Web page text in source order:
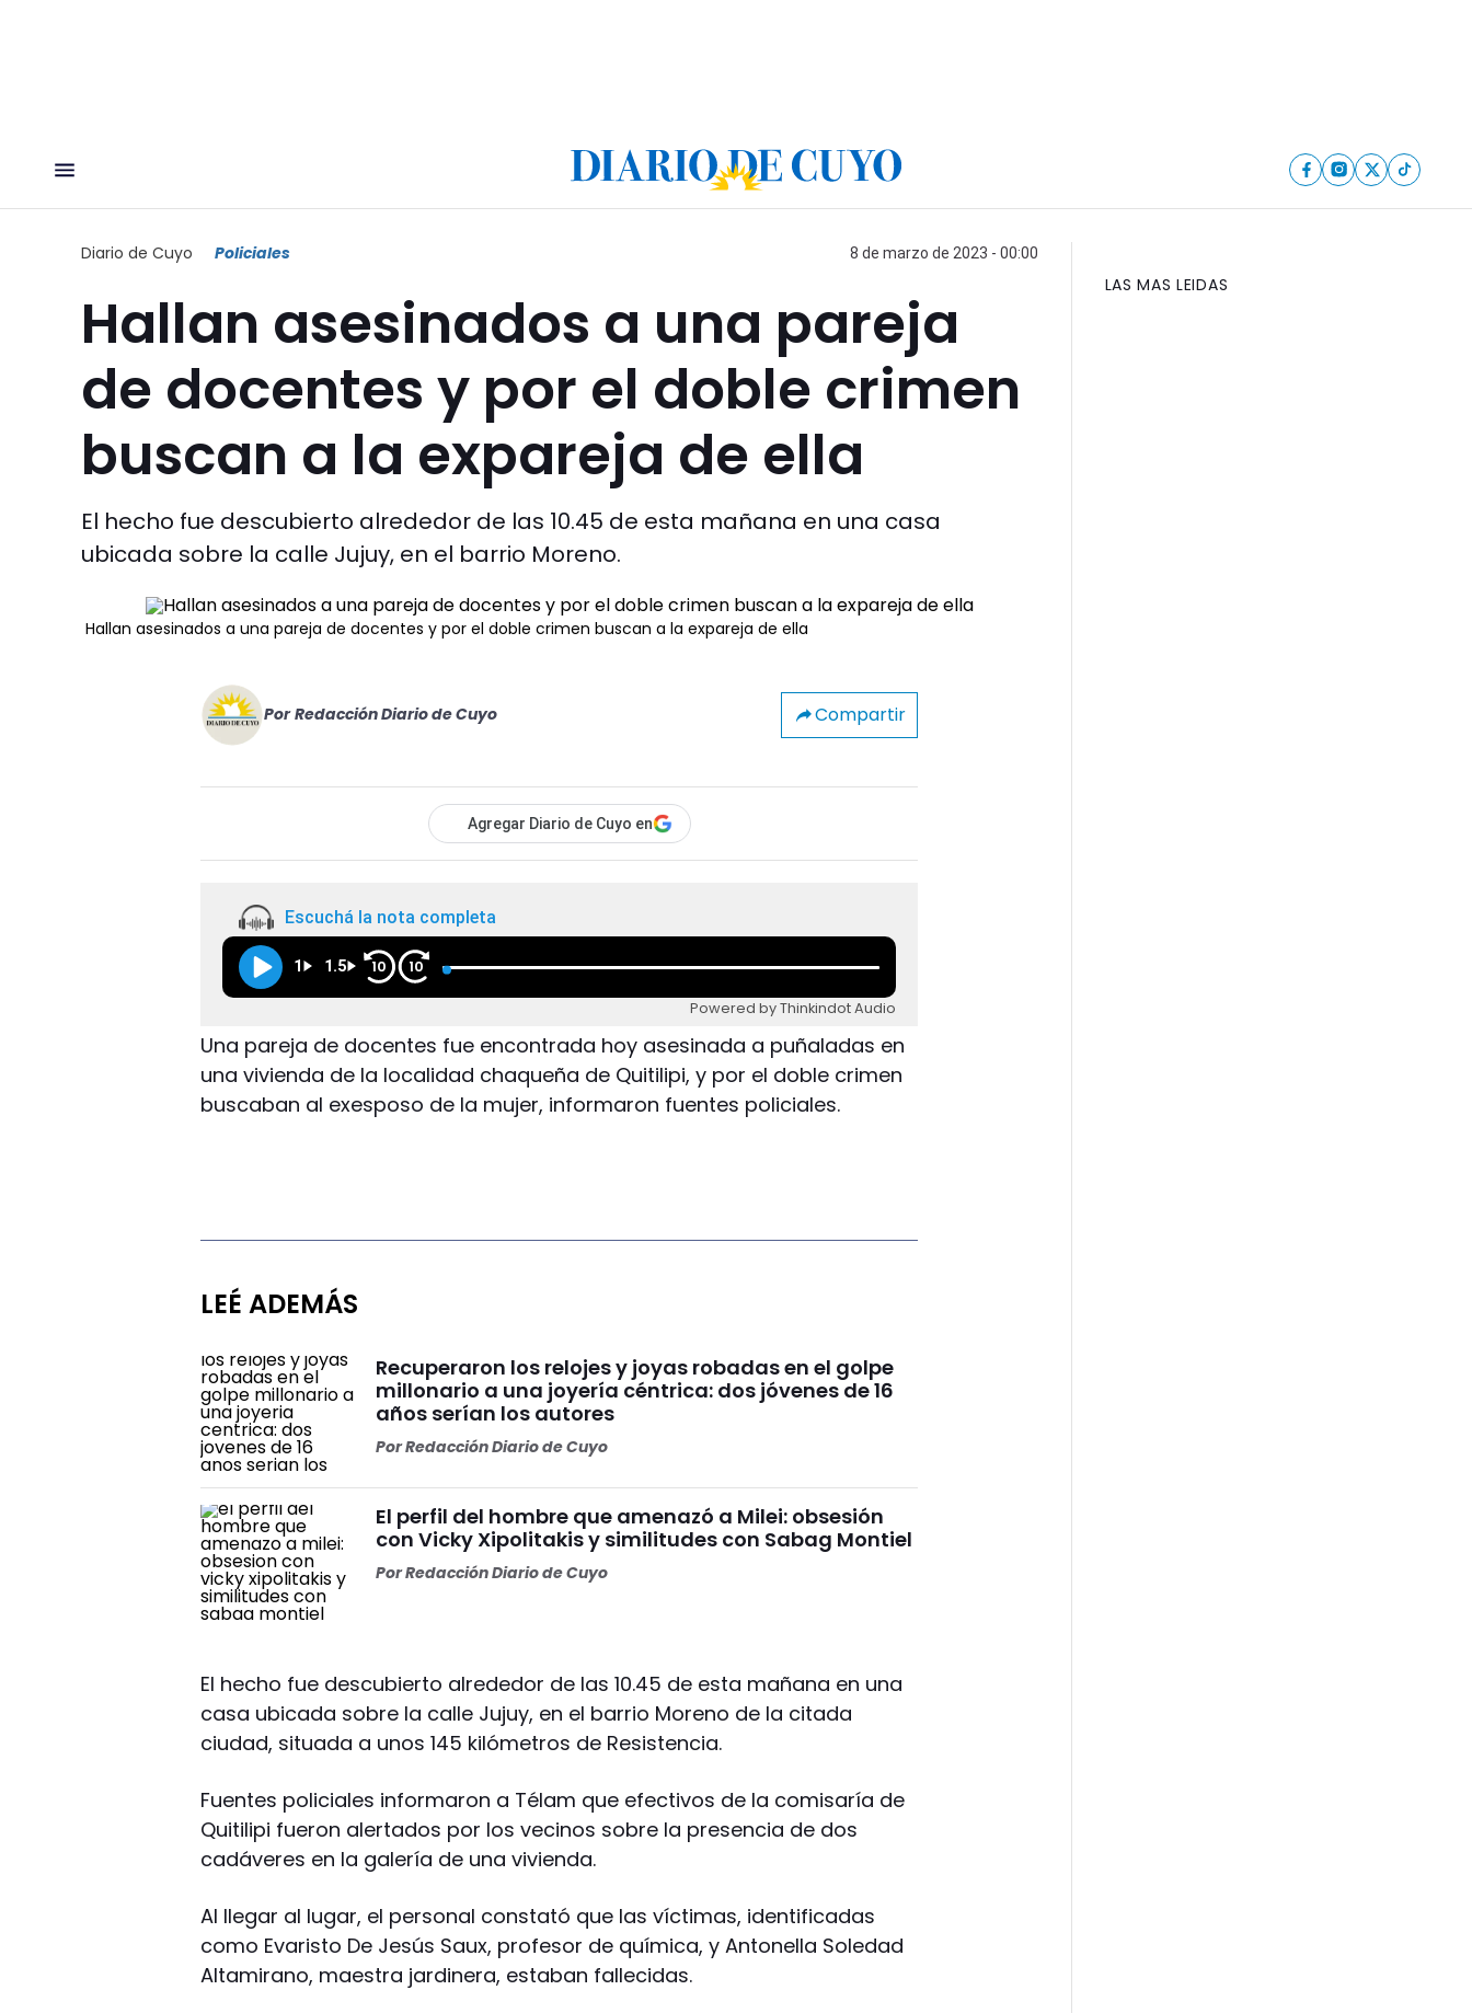
Diario de Cuyo Policiales 8 de marzo de 2023 - 00:00
Hallan asesinados a una pareja
de docentes y por el doble crimen
buscan a la expareja de ella
El hecho fue descubierto alrededor de las 10.45 de esta mañana en una casa
ubicada sobre la calle Jujuy, en el barrio Moreno.
Hallan asesinados a una pareja de docentes y por el doble crimen buscan a la expareja de ella
Por Redacción Diario de Cuyo Compartir
Agregar Diario de Cuyo en
Escuchá la nota completa
1 1.5 10 10
Powered by Thinkindot Audio
Una pareja de docentes fue encontrada hoy asesinada a puñaladas en
una vivienda de la localidad chaqueña de Quitilipi, y por el doble crimen
buscaban al exesposo de la mujer, informaron fuentes policiales.
LEÉ ADEMÁS
Recuperaron los relojes y joyas robadas en el golpe
millonario a una joyería céntrica: dos jóvenes de 16
años serían los autores
PorRedacción Diario de Cuyo
El perfil del hombre que amenazó a Milei: obsesión
con Vicky Xipolitakis y similitudes con Sabag Montiel
PorRedacción Diario de Cuyo
El hecho fue descubierto alrededor de las 10.45 de esta mañana en una
casa ubicada sobre la calle Jujuy, en el barrio Moreno de la citada
ciudad, situada a unos 145 kilómetros de Resistencia.
Fuentes policiales informaron a Télam que efectivos de la comisaría de
Quitilipi fueron alertados por los vecinos sobre la presencia de dos
cadáveres en la galería de una vivienda.
Al llegar al lugar, el personal constató que las víctimas, identificadas
como Evaristo De Jesús Saux, profesor de química, y Antonella Soledad
Altamirano, maestra jardinera, estaban fallecidas.
LAS MAS LEIDAS